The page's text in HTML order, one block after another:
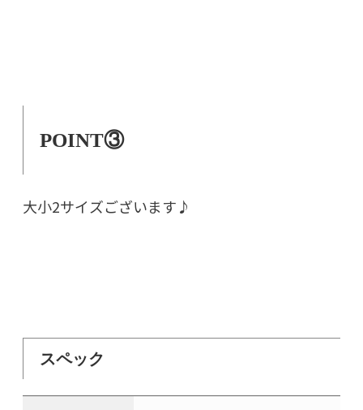
POINT③
大小2サイズございます♪
スペック